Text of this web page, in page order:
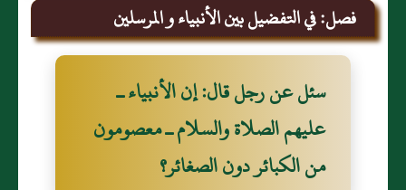
فصل: في التفضيل بين الأنبياء و المرسلين
سئل عن رجل قال‏:‏ إن الأنبياء ـ
عليهم الصلاة والسلام ـ معصومون
من الكبائر دون الصغائر؟